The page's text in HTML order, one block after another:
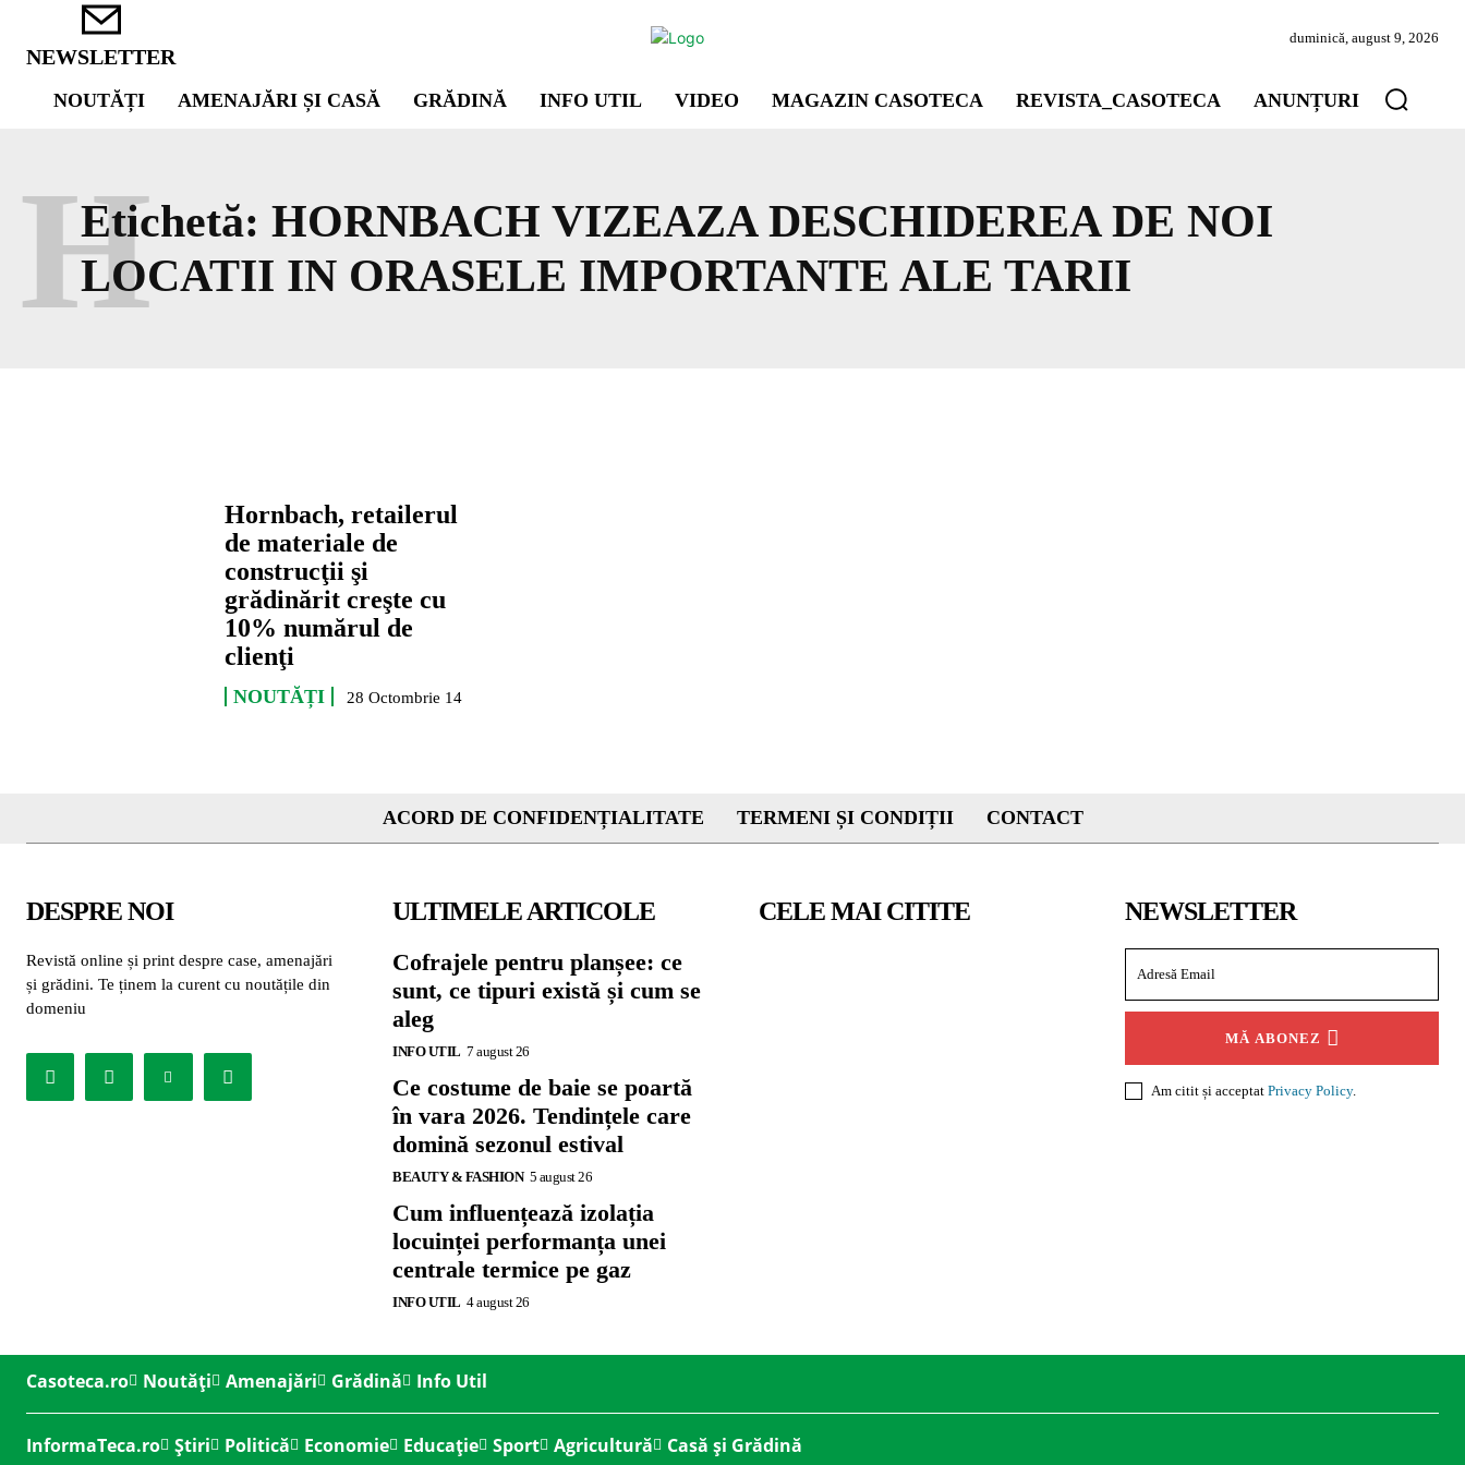
NEWSLETTER
duminică, august 9, 2026
NOUTĂȚI AMENAJĂRI ȘI CASĂ GRĂDINĂ INFO UTIL VIDEO MAGAZIN CASOTECA REVISTA_CASOTECA ANUNȚURI
Etichetă: HORNBACH VIZEAZA DESCHIDEREA DE NOI
LOCATII IN ORASELE IMPORTANTE ALE TARII
H
Hornbach, retailerul
de materiale de
construcţii şi
grădinărit creşte cu
10% numărul de
clienţi
NOUTĂȚI 28 Octombrie 14
ACORD DE CONFIDENȚIALITATE TERMENI ȘI CONDIȚII CONTACT
DESPRE NOI
Revistă online și print despre case, amenajări
și grădini. Te ținem la curent cu noutățile din
domeniu
ULTIMELE ARTICOLE
Cofrajele pentru planșee: ce
sunt, ce tipuri există și cum se
aleg
INFO UTIL 7 august 26
Ce costume de baie se poartă
în vara 2026. Tendințele care
domină sezonul estival
BEAUTY & FASHION 5 august 26
Cum influențează izolația
locuinței performanța unei
centrale termice pe gaz
INFO UTIL 4 august 26
CELE MAI CITITE NEWSLETTER
MĂ ABONEZ
Am citit și acceptat Privacy Policy.
Casoteca.ro Noutăți Amenajări Grădină Info Util
InformaTeca.ro Știri Politică Economie Educație Sport Agricultură Casă și Grădină